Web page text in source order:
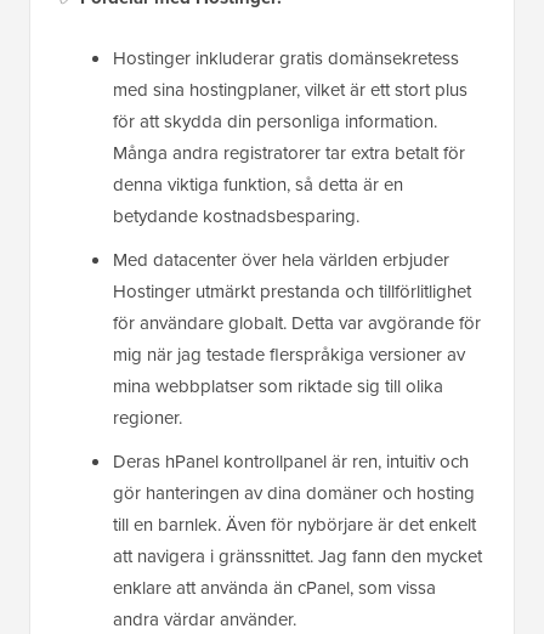
Hostinger inkluderar gratis domänsekretess
med sina hostingplaner, vilket är ett stort plus
för att skydda din personliga information.
Många andra registratorer tar extra betalt för
denna viktiga funktion, så detta är en
betydande kostnadsbesparing.
Med datacenter över hela världen erbjuder
Hostinger utmärkt prestanda och tillförlitlighet
för användare globalt. Detta var avgörande för
mig när jag testade flerspråkiga versioner av
mina webbplatser som riktade sig till olika
regioner.
Deras hPanel kontrollpanel är ren, intuitiv och
gör hanteringen av dina domäner och hosting
till en barnlek. Även för nybörjare är det enkelt
att navigera i gränssnittet. Jag fann den mycket
enklare att använda än cPanel, som vissa
andra värdar använder.